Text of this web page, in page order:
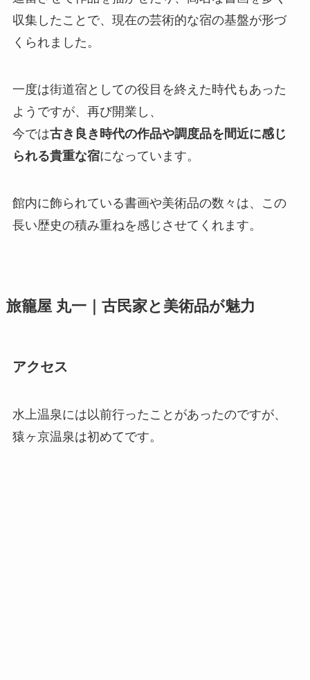
収集したことで、現在の芸術的な宿の基盤が形づ
くられました。
一度は街道宿としての役目を終えた時代もあった
ようですが、再び開業し、
今では古き良き時代の作品や調度品を間近に感じ
られる貴重な宿になっています。
館内に飾られている書画や美術品の数々は、この
長い歴史の積み重ねを感じさせてくれます。
旅籠屋 丸一｜古民家と美術品が魅力
アクセス
水上温泉には以前行ったことがあったのですが、
猿ヶ京温泉は初めてです。